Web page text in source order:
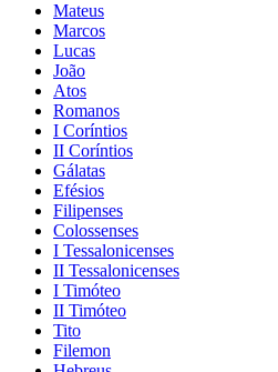
Mateus
Marcos
Lucas
João
Atos
Romanos
I Coríntios
II Coríntios
Gálatas
Efésios
Filipenses
Colossenses
I Tessalonicenses
II Tessalonicenses
I Timóteo
II Timóteo
Tito
Filemon